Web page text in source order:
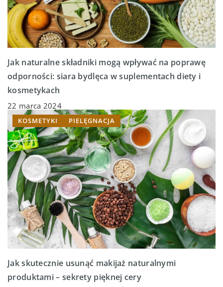
Jak naturalne składniki mogą wpływać na poprawę
odporności: siara bydlęca w suplementach diety i
kosmetykach
22 marca 2024
KOSMETYKI PIELĘGNACJA
Jak skutecznie usunąć makijaż naturalnymi
produktami – sekrety pięknej cery